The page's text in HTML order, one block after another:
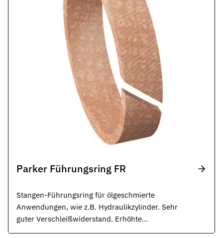
Parker Führungsring FR
Stangen-Führungsring für ölgeschmierte
Anwendungen, wie z.B. Hydraulikzylinder. Sehr
guter Verschleißwiderstand. Erhöhte
Druckfestigkeit: 340 N/mm2, ISO 10766.